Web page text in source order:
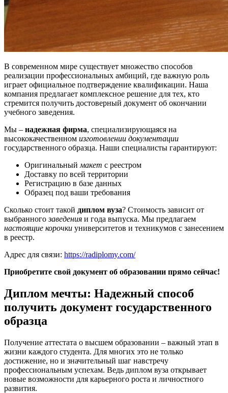
В современном мире существует множество способов
реализации профессиональных амбиций, где важную роль
играет официальное подтверждение квалификации. Наша
компания предлагает комплексное решение для тех, кто
стремится получить достоверный документ об окончании
учебного заведения.
Мы – надежная фирма, специализирующаяся на
высококачественном изготовлении документации
государственного образца. Наши специалисты гарантируют:
Оригинальный макет с реестром
Доставку по всей территории
Регистрацию в базе данных
Образец под ваши требования
Сколько стоит такой диплом вуза? Стоимость зависит от
выбранногозаведения и года выпуска. Мы предлагаем
настоящие корочки университетов и техникумов с занесением
в реестр.
Адрес для связи: https://radiplomy.com/
Приобретите свой документ об образовании прямо сейчас!
Диплом мечты: Надежный способ
получить документ государственного
образца
Получение аттестата о высшем образовании – важный этап в
жизни каждого студента. Для многих это не только
достижение, но и значительный шаг навстречу
профессиональным успехам. Ведь диплом вуза открывает
новые возможности для карьерного роста и личностного
развития.